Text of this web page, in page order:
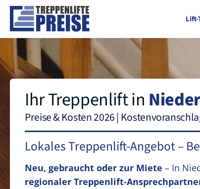
Lift-
Ihr Treppenlift in
Preise & Kosten 2026 |
Lokales Treppenlift-Angebot –
Neu, gebraucht oder zur Miete – In
regionaler Treppenlift-